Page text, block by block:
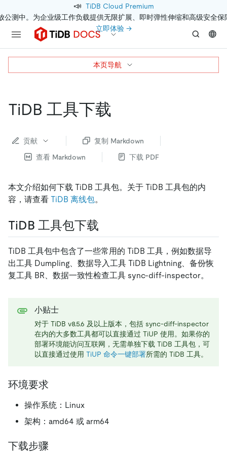
📣 TiDB Cloud Premium
公测中。为企业级工作负载提供无限扩展、即时弹性伸缩和高级安全保
立即体验 →
TiDB 工具下载
贡献
复制 Markdown
查看 Markdown
下载 PDF
本文介绍如何下载 TiDB 工具包。关于 TiDB 工具包的内
容，请查看 TiDB 离线包。
TiDB 工具包下载
TiDB 工具包中包含了一些常用的 TiDB 工具，例如数据导
出工具 Dumpling、数据导入工具 TiDB Lightning、备份恢
复工具 BR、数据一致性检查工具 sync-diff-inspector。
小贴士
对于 TiDB v8.5.6 及以上版本，包括 sync-diff-inspector
在内的大多数工具都可以直接通过 TiUP 使用。如果你的
部署环境能访问互联网，无需单独下载 TiDB 工具包，可
以直接通过使用 TiUP 命令一键部署所需的 TiDB 工具。
环境要求
操作系统：Linux
架构：amd64 或 arm64
下载步骤
本页导航